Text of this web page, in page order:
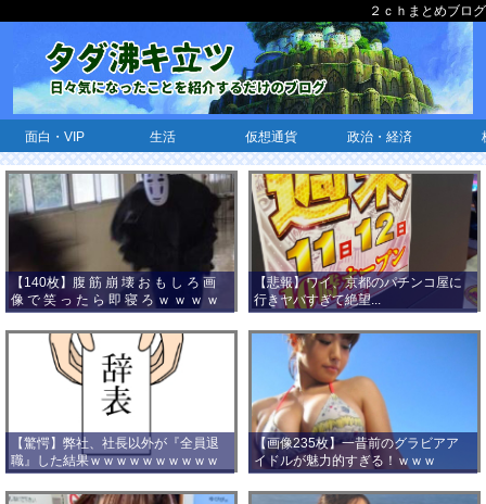
２ｃｈまとめブログ
面白・VIP 生活 仮想通貨 政治・経済
【140枚】腹 筋 崩 壊 お も し ろ 画
像 で 笑 っ た ら 即 寝 ろ ｗ ｗ ｗ ｗ
ｗ ｗ ｗ ｗ ｗ ｗ ｗ ｗ
【悲報】ワイ、京都のパチンコ屋に
行きヤバすぎて絶望...
【驚愕】弊社、社長以外が『全員退
職』した結果ｗｗｗｗｗｗｗｗｗｗ
ｗｗｗ
【画像235枚】一昔前のグラビアア
イドルが魅力的すぎる！ｗｗｗ